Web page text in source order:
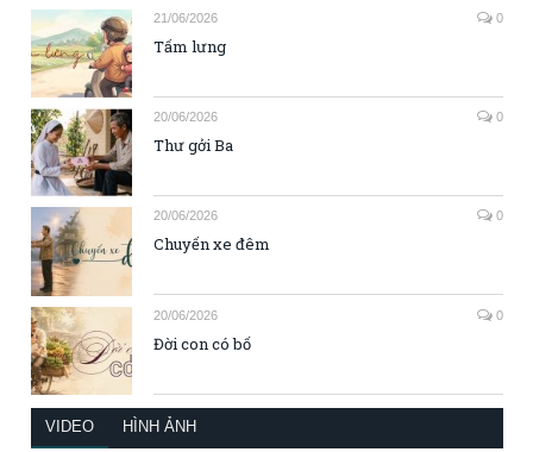
21/06/2026 0
Tấm lưng
20/06/2026 0
Thư gởi Ba
20/06/2026 0
Chuyến xe đêm
20/06/2026 0
Đời con có bố
VIDEO HÌNH ẢNH